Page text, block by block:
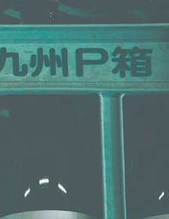
vie de fraise